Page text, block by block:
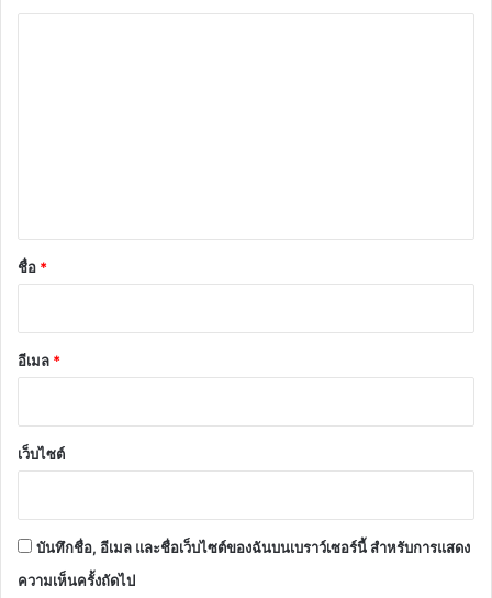
*
ชื่อ *
อีเมล *
เว็บไซต์
บันทึกชื่อ, อีเมล และชื่อเว็บไซต์ของฉันบนเบราว์เซอร์นี้ สำหรับการแสดง
ความเห็นครั้งถัดไป